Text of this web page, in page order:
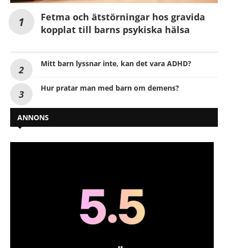
Fetma och ätstörningar hos gravida
kopplat till barns psykiska hälsa
Mitt barn lyssnar inte, kan det vara ADHD?
Hur pratar man med barn om demens?
ANNONS